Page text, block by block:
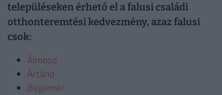
településeken érhető el a falusi családi
otthonteremtési kedvezmény, azaz falusi
csok:
Álmosd
Ártánd
Bagamér